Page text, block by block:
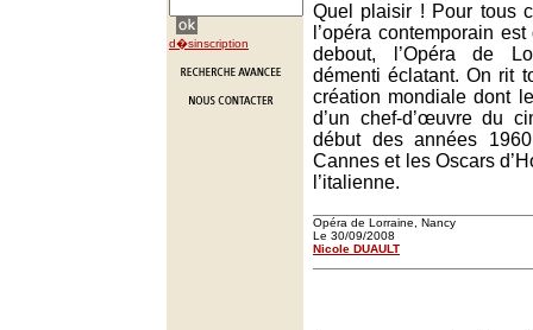
d�sinscription
Quel plaisir ! Pour tous
l’opéra contemporain
debout, l’Opéra de
démenti éclatant. On rit
création mondiale dont
d’un chef-d’œuvre du
début des années
Cannes et les Oscars
l’italienne.
Opéra de Lorraine, Nancy
Le 30/09/2008
Nicole DUAULT